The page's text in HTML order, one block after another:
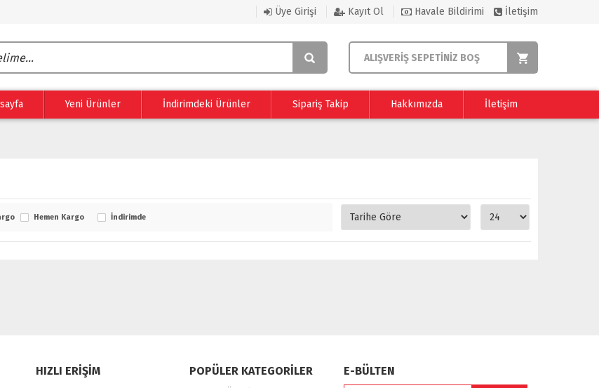
Üye Girişi Kayıt Ol Havale Bildirimi İletişim
ALIŞVERİŞ SEPETİNİZ BOŞ
Yeni Ürünler İndirimdeki Ürünler Sipariş Takip Hakkımızda İletişim
Hemen Kargo İndirimde
HIZLI ERİŞİM POPÜLER KATEGORİLER E-BÜLTEN